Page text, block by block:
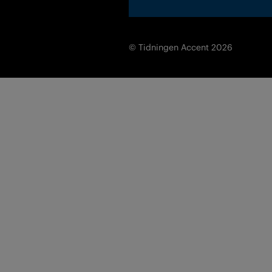
© Tidningen Accent 2026